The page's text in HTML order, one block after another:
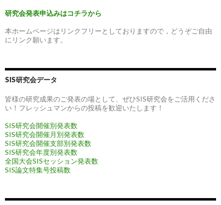
研究会発表申込みはコチラから
本ホームページはリンクフリーとしておりますので，どうぞご自由
にリンク願います。
SIS研究会データ
皆様の研究成果のご発表の場として、ぜひSIS研究会をご活用くださ
い！フレッシュマンからの投稿を歓迎いたします！
SIS研究会開催別発表数
SIS研究会開催月別発表数
SIS研究会開催支部別発表数
SIS研究会年度別発表数
全国大会SISセッション発表数
SIS論文特集号投稿数